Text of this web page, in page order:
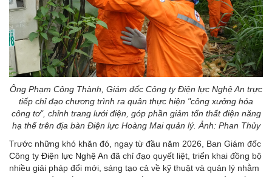
Ông Phạm Công Thành, Giám đốc Công ty Điện lực Nghệ An trực
tiếp chỉ đạo chương trình ra quân thực hiện "công xưởng hóa
công tơ", chỉnh trang lưới điện, góp phần giảm tổn thất điện năng
hạ thế trên địa bàn Điện lực Hoàng Mai quản lý. Ảnh: Phan Thủy
Trước những khó khăn đó, ngay từ đầu năm 2026, Ban Giám đốc
Công ty Điện lực Nghệ An đã chỉ đạo quyết liệt, triển khai đồng bộ
nhiều giải pháp đổi mới, sáng tạo cả về kỹ thuật và quản lý nhằm